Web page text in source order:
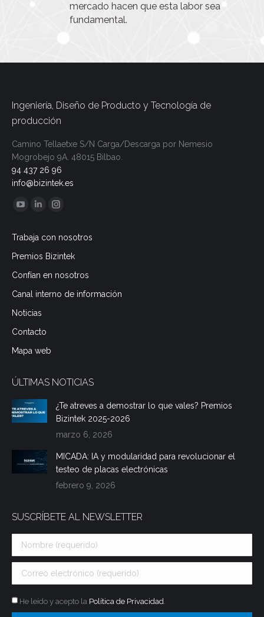
mercado hacen que esta labor sea
fundamental.
Ingeniería, Diseño de Producto y Tecnología de
producción
Camino Tellaetxe S/N Carga/Descarga por Nemesio
Mogrobejo 9A. 48015 Bilbao.
94 437 26 96
info@bizintek.es
Encuéntranos en:
opens
in
new
window
opens
in
new
window
opens
in
new
window
Trabaja con nosotros
Premios Bizintek
Confían en nosotros
Canal interno de información
Noticias
Contacto
Mapa web
ÚLTIMAS NOTICIAS
¿Te atreves a demostrar lo que vales? Premios
Bizintek 2025-2026
marzo 6, 2026
MICADA: IA y modularidad para revolucionar el
testeo de placas electrónicas
febrero 9, 2026
SUSCRÍBETE AL NEWSLETTER
He leído y acepto la Política de Privacidad.